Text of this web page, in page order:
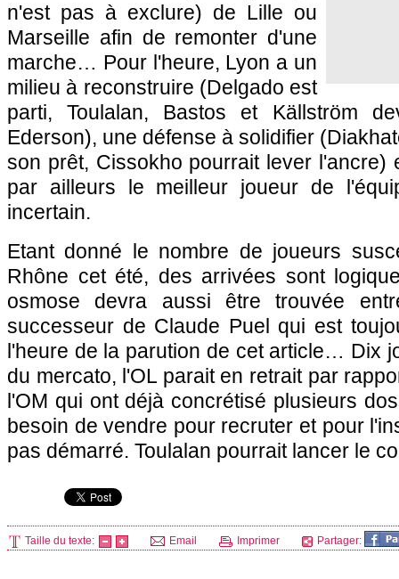
n'est pas à exclure) de Lille ou
Marseille afin de remonter d'une
marche… Pour l'heure, Lyon a un
milieu à reconstruire (Delgado est
parti, Toulalan, Bastos et Källström
Ederson), une défense à solidifier
son prêt, Cissokho pourrait lever l'ancre)
par ailleurs le meilleur joueur de
incertain.
Etant donné le nombre de joueurs
Rhône cet été, des arrivées sont
osmose devra aussi être trouvée
successeur de Claude Puel qui est
l'heure de la parution de cet article… Dix
du mercato, l'OL parait en retrait par
l'OM qui ont déjà concrétisé plusieurs
besoin de vendre pour recruter et pour
pas démarré. Toulalan pourrait lancer le
Taille du texte: Email Imprimer Partager: